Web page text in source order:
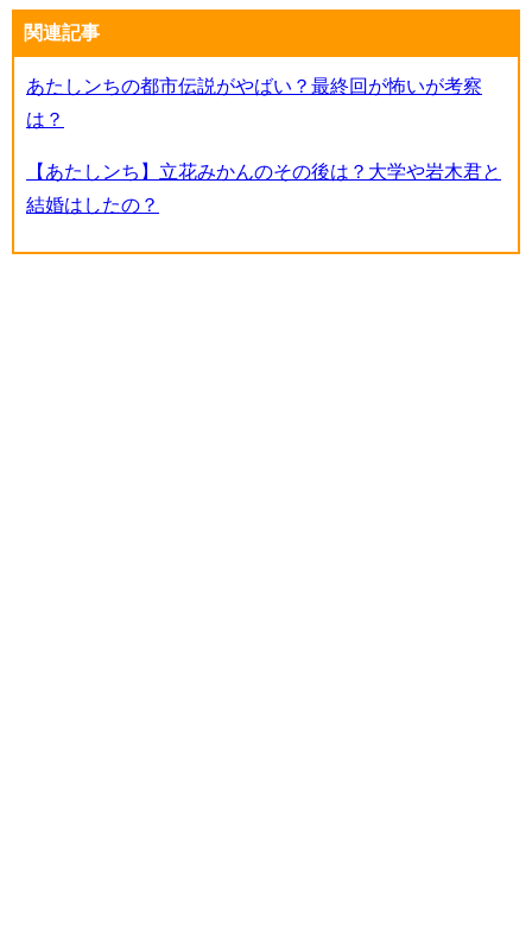
関連記事
あたしンちの都市伝説がやばい？最終回が怖いが考察
は？
【あたしンち】立花みかんのその後は？大学や岩木君と
結婚はしたの？